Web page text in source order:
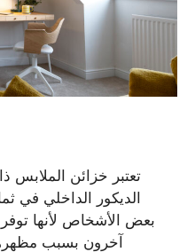
تعتبر خزائن الملابس
الديكور الداخلي في
بعض الأشخاص لأنها توفر
آخرون بسبب